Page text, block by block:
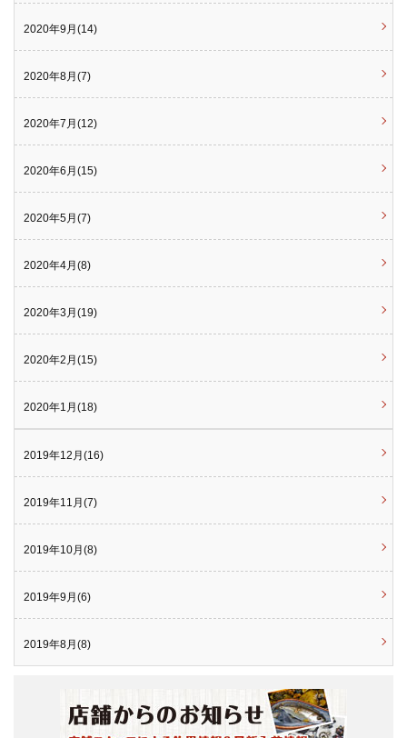
2020年9月(14)
2020年8月(7)
2020年7月(12)
2020年6月(15)
2020年5月(7)
2020年4月(8)
2020年3月(19)
2020年2月(15)
2020年1月(18)
2019年12月(16)
2019年11月(7)
2019年10月(8)
2019年9月(6)
2019年8月(8)